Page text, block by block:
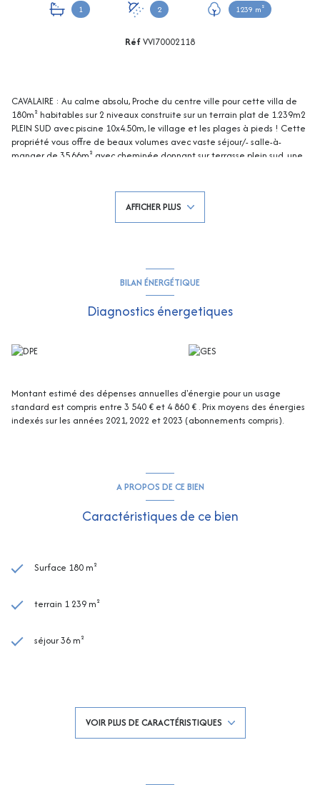
1 2 1239 m²
RéfVVI70002118
CAVALAIRE : Au calme absolu, Proche du centre ville pour cette villa de
180m² habitables sur 2 niveaux construite sur un terrain plat de 1.239m2
PLEIN SUD avec piscine 10x4.50m, le village et les plages à pieds ! Cette
propriété vous offre de beaux volumes avec vaste séjour/- salle-à-
manger de 35.66m² avec cheminée donnant sur terrasse plein sud, une
une cuisine aménagée poiur la piscine. 2 Garages (37m² et 10.43m²) et
nombreux parkings extérieurs. Un vrai havre de paix ! Idéal pour un lieu
de villégiature en grande famille, mais aussi pour y résider à l'année,
AFFICHER PLUS
BILAN ÉNERGÉTIQUE
Diagnostics énergetiques
Montant estimé des dépenses annuelles d'énergie pour un usage
standard est compris entre 3 540 € et 4 860 € . Prix moyens des énergies
indexés sur les années 2021, 2022 et 2023 (abonnements compris).
A PROPOS DE CE BIEN
Caractéristiques de ce bien
Surface 180 m²
terrain 1 239 m²
séjour 36 m²
VOIR PLUS DE CARACTÉRISTIQUES